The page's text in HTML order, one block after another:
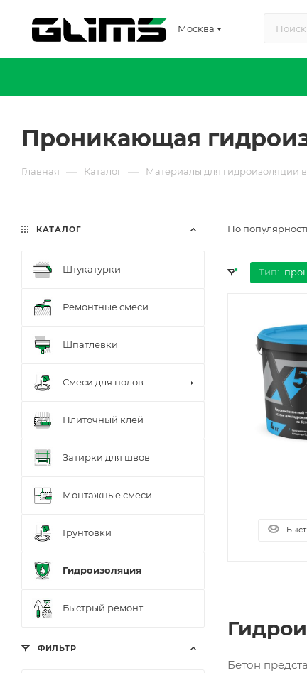
Москва
Проникающая
Главная — Каталог — Материалы для гидроизоляции
По
Тип:
Бетон
КАТАЛОГ
Штукатурки
Ремонтные смеси
Шпатлевки
Смеси для полов
Плиточный клей
Затирки для швов
Монтажные смеси
Грунтовки
Гидроизоляция
Быстрый ремонт
ФИЛЬТР